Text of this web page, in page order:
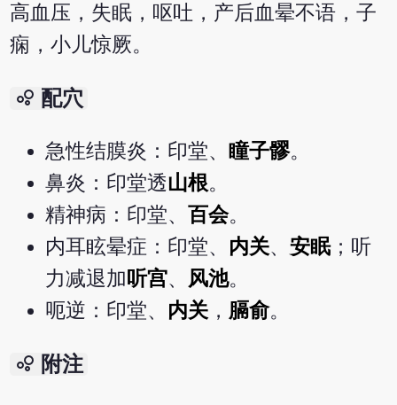
高血压，失眠，呕吐，产后血晕不语，子
痫，小儿惊厥。
bubble_chart 配穴
急性结膜炎：印堂、瞳子髎。
鼻炎：印堂透山根。
精神病：印堂、百会。
内耳眩晕症：印堂、 内关、安眠；听
力减退加听宫、 风池。
呃逆：印堂、 内关 ， 膈俞。
bubble_chart 附注